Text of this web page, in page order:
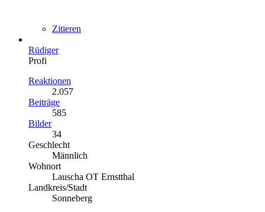
Zitieren
Rüdiger
Profi
Reaktionen
2.057
Beiträge
585
Bilder
34
Geschlecht
Männlich
Wohnort
Lauscha OT Ernstthal
Landkreis/Stadt
Sonneberg